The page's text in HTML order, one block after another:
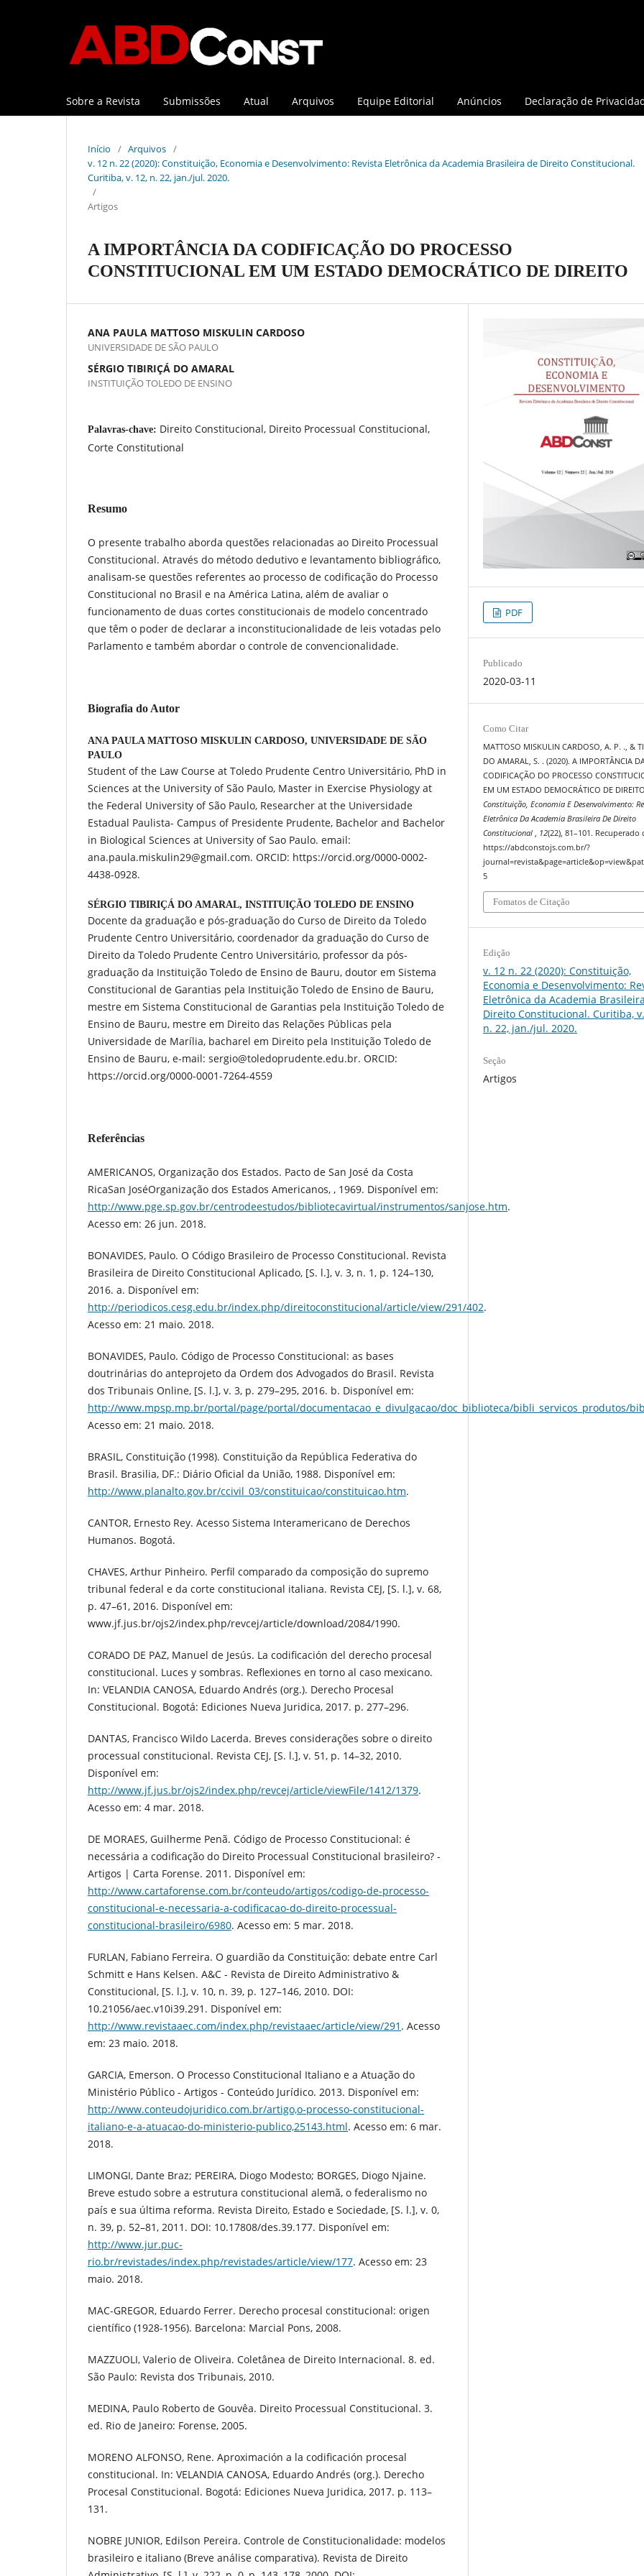
Sobre a Revista Submissões Atual Arquivos Equipe Editorial Anúncios Declaração de
Início / Arquivos /
v. 12 n. 22 (2020): Constituição, Economia e Desenvolvimento: Revista Eletrônica da Academia Brasileira de Direito Constitucional.
Curitiba, v. 12, n. 22, jan./jul. 2020.
/
Artigos
A IMPORTÂNCIA DA CODIFICAÇÃO DO PROCESSO
CONSTITUCIONAL EM UM ESTADO DEMOCRÁTICO DE DIREITO
ANA PAULA MATTOSO MISKULIN CARDOSO
UNIVERSIDADE DE SÃO PAULO
SÉRGIO TIBIRIÇÁ DO AMARAL
INSTITUIÇÃO TOLEDO DE ENSINO
Palavras-chave: Direito Constitucional, Direito Processual Constitucional,
Corte Constitutional
Resumo
O presente trabalho aborda questões relacionadas ao Direito Processual
Constitucional. Através do método dedutivo e levantamento bibliográfico,
analisam-se questões referentes ao processo de codificação do Processo
Constitucional no Brasil e na América Latina, além de avaliar o
funcionamento de duas cortes constitucionais de modelo concentrado
que têm o poder de declarar a inconstitucionalidade de leis votadas pelo
Parlamento e também abordar o controle de convencionalidade.
Biografia do Autor
ANA PAULA MATTOSO MISKULIN CARDOSO, UNIVERSIDADE DE SÃO
PAULO
Student of the Law Course at Toledo Prudente Centro Universitário, PhD in
Sciences at the University of São Paulo, Master in Exercise Physiology at
the Federal University of São Paulo, Researcher at the Universidade
Estadual Paulista- Campus of Presidente Prudente, Bachelor and Bachelor
in Biological Sciences at University of Sao Paulo. email:
ana.paula.miskulin29@gmail.com. ORCID: https://orcid.org/0000-0002-
4438-0928.
SÉRGIO TIBIRIÇÁ DO AMARAL, INSTITUIÇÃO TOLEDO DE ENSINO
Docente da graduação e pós-graduação do Curso de Direito da Toledo
Prudente Centro Universitário, coordenador da graduação do Curso de
Direito da Toledo Prudente Centro Universitário, professor da pós-
graduação da Instituição Toledo de Ensino de Bauru, doutor em Sistema
Constitucional de Garantias pela Instituição Toledo de Ensino de Bauru,
mestre em Sistema Constitucional de Garantias pela Instituição Toledo de
Ensino de Bauru, mestre em Direito das Relações Públicas pela
Universidade de Marília, bacharel em Direito pela Instituição Toledo de
Ensino de Bauru, e-mail: sergio@toledoprudente.edu.br. ORCID:
https://orcid.org/0000-0001-7264-4559
Referências
AMERICANOS, Organização dos Estados. Pacto de San José da Costa
RicaSan JoséOrganização dos Estados Americanos, , 1969. Disponível em:
http://www.pge.sp.gov.br/centrodeestudos/bibliotecavirtual/instrumentos/sanjose.htm.
Acesso em: 26 jun. 2018.
BONAVIDES, Paulo. O Código Brasileiro de Processo Constitucional. Revista
Brasileira de Direito Constitucional Aplicado, [S. l.], v. 3, n. 1, p. 124–130,
2016. a. Disponível em:
http://periodicos.cesg.edu.br/index.php/direitoconstitucional/article/view/291/402.
Acesso em: 21 maio. 2018.
BONAVIDES, Paulo. Código de Processo Constitucional: as bases
doutrinárias do anteprojeto da Ordem dos Advogados do Brasil. Revista
dos Tribunais Online, [S. l.], v. 3, p. 279–295, 2016. b. Disponível em:
http://www.mpsp.mp.br/portal/page/portal/documentacao_e_divulgacao/doc_biblioteca/bibli_servicos_produtos/
Acesso em: 21 maio. 2018.
BRASIL, Constituição (1998). Constituição da República Federativa do
Brasil. Brasilia, DF.: Diário Oficial da União, 1988. Disponível em:
http://www.planalto.gov.br/ccivil_03/constituicao/constituicao.htm.
CANTOR, Ernesto Rey. Acesso Sistema Interamericano de Derechos
Humanos. Bogotá.
CHAVES, Arthur Pinheiro. Perfil comparado da composição do supremo
tribunal federal e da corte constitucional italiana. Revista CEJ, [S. l.], v. 68,
p. 47–61, 2016. Disponível em:
www.jf.jus.br/ojs2/index.php/revcej/article/download/2084/1990.
CORADO DE PAZ, Manuel de Jesús. La codificación del derecho procesal
constitucional. Luces y sombras. Reflexiones en torno al caso mexicano.
In: VELANDIA CANOSA, Eduardo Andrés (org.). Derecho Procesal
Constitucional. Bogotá: Ediciones Nueva Juridica, 2017. p. 277–296.
DANTAS, Francisco Wildo Lacerda. Breves considerações sobre o direito
processual constitucional. Revista CEJ, [S. l.], v. 51, p. 14–32, 2010.
Disponível em:
http://www.jf.jus.br/ojs2/index.php/revcej/article/viewFile/1412/1379.
Acesso em: 4 mar. 2018.
DE MORAES, Guilherme Penã. Código de Processo Constitucional: é
necessária a codificação do Direito Processual Constitucional brasileiro? -
Artigos | Carta Forense. 2011. Disponível em:
http://www.cartaforense.com.br/conteudo/artigos/codigo-de-processo-
constitucional-e-necessaria-a-codificacao-do-direito-processual-
constitucional-brasileiro/6980. Acesso em: 5 mar. 2018.
FURLAN, Fabiano Ferreira. O guardião da Constituição: debate entre Carl
Schmitt e Hans Kelsen. A&C - Revista de Direito Administrativo &
Constitucional, [S. l.], v. 10, n. 39, p. 127–146, 2010. DOI:
10.21056/aec.v10i39.291. Disponível em:
http://www.revistaaec.com/index.php/revistaaec/article/view/291 . Acesso
em: 23 maio. 2018.
GARCIA, Emerson. O Processo Constitucional Italiano e a Atuação do
Ministério Público - Artigos - Conteúdo Jurídico. 2013. Disponível em:
http://www.conteudojuridico.com.br/artigo,o-processo-constitucional-
italiano-e-a-atuacao-do-ministerio-publico,25143.html. Acesso em: 6 mar.
2018.
LIMONGI, Dante Braz; PEREIRA, Diogo Modesto; BORGES, Diogo Njaine.
Breve estudo sobre a estrutura constitucional alemã, o federalismo no
país e sua última reforma. Revista Direito, Estado e Sociedade, [S. l.], v. 0,
n. 39, p. 52–81, 2011. DOI: 10.17808/des.39.177. Disponível em:
http://www.jur.puc-
rio.br/revistades/index.php/revistades/article/view/177. Acesso em: 23
maio. 2018.
MAC-GREGOR, Eduardo Ferrer. Derecho procesal constitucional: origen
científico (1928-1956). Barcelona: Marcial Pons, 2008.
MAZZUOLI, Valerio de Oliveira. Coletânea de Direito Internacional. 8. ed.
São Paulo: Revista dos Tribunais, 2010.
MEDINA, Paulo Roberto de Gouvêa. Direito Processual Constitucional. 3.
ed. Rio de Janeiro: Forense, 2005.
MORENO ALFONSO, Rene. Aproximación a la codificación procesal
constitucional. In: VELANDIA CANOSA, Eduardo Andrés (org.). Derecho
Procesal Constitucional. Bogotá: Ediciones Nueva Juridica, 2017. p. 113–
131.
NOBRE JUNIOR, Edilson Pereira. Controle de Constitucionalidade: modelos
brasileiro e italiano (Breve análise comparativa). Revista de Direito
PDF
Publicado
2020-03-11
Como Citar
MATTOSO MISKULIN CARDOSO, A. P. ., &
DO AMARAL, S. . (2020). A IMPORTÂNCIA
CODIFICAÇÃO DO PROCESSO
EM UM ESTADO DEMOCRÁTICO DE
Constituição, Economia E Desenvolvimento:
Eletrônica Da Academia Brasileira De Direito
Constitucional, 12(22), 81–101. Recuperado
https://abdconstojs.com.br/?
5
Fomatos de Citação
Edição
v. 12 n. 22 (2020): Constituição,
Economia e Desenvolvimento:
Eletrônica da Academia
Direito Constitucional. Curitiba,
n. 22, jan./jul. 2020.
Seção
Artigos